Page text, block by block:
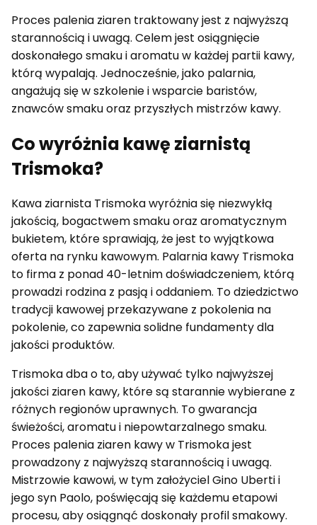
Proces palenia ziaren traktowany jest z najwyższą
starannością i uwagą. Celem jest osiągnięcie
doskonałego smaku i aromatu w każdej partii kawy,
którą wypalają. Jednocześnie, jako palarnia,
angażują się w szkolenie i wsparcie baristów,
znawców smaku oraz przyszłych mistrzów kawy.
Co wyróżnia kawę ziarnistą
Trismoka?
Kawa ziarnista Trismoka wyróżnia się niezwykłą
jakością, bogactwem smaku oraz aromatycznym
bukietem, które sprawiają, że jest to wyjątkowa
oferta na rynku kawowym. Palarnia kawy Trismoka
to firma z ponad 40-letnim doświadczeniem, którą
prowadzi rodzina z pasją i oddaniem. To dziedzictwo
tradycji kawowej przekazywane z pokolenia na
pokolenie, co zapewnia solidne fundamenty dla
jakości produktów.
Trismoka dba o to, aby używać tylko najwyższej
jakości ziaren kawy, które są starannie wybierane z
różnych regionów uprawnych. To gwarancja
świeżości, aromatu i niepowtarzalnego smaku.
Proces palenia ziaren kawy w Trismoka jest
prowadzony z najwyższą starannością i uwagą.
Mistrzowie kawowi, w tym założyciel Gino Uberti i
jego syn Paolo, poświęcają się każdemu etapowi
procesu, aby osiągnąć doskonały profil smakowy.